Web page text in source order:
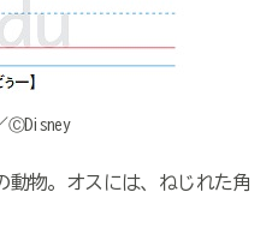
ⒸDisney
物。オスには、ねじれた角